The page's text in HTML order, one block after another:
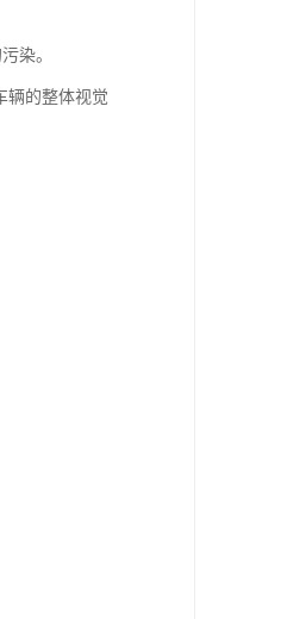
染。
辆的整体视觉